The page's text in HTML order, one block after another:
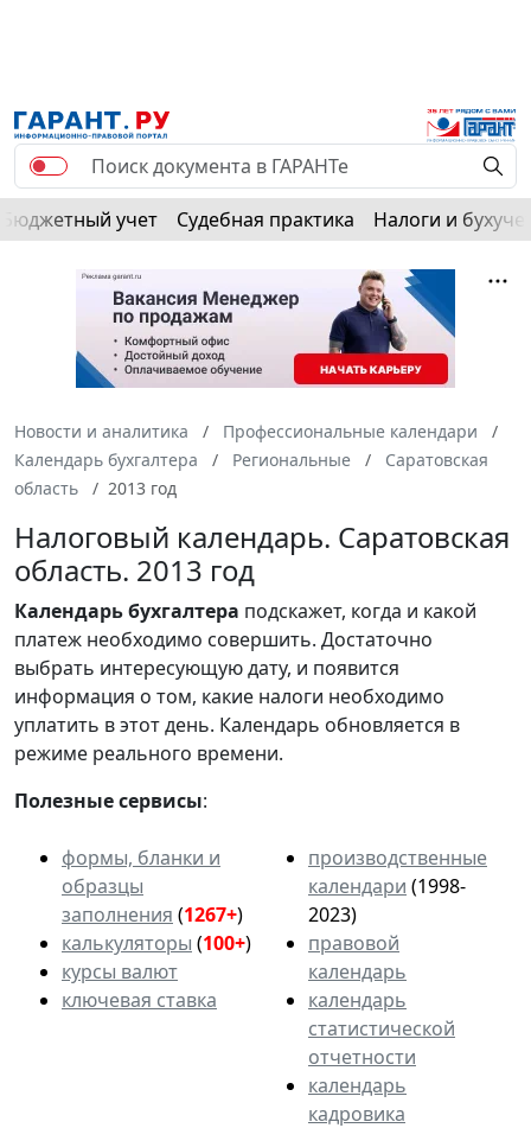
Бюджетный учет Судебная практика Налоги и
Новости и аналитика
Профессиональные календари
Календарь бухгалтера
Региональные
Саратовская
область
2013 год
Налоговый календарь. Саратовская
область. 2013 год
Календарьбухгалтера подскажет, когда и какой
платеж необходимо совершить. Достаточно
выбрать интересующую дату, и появится
информация о том, какие налоги необходимо
уплатить в этот день. Календарь обновляется в
режиме реального времени.
Полезные сервисы:
формы, бланки и
образцы
заполнения (1267+)
калькуляторы (100+)
курсы валют
ключевая ставка
производственные
календари (1998-
2023)
правовой
календарь
календарь
статистической
отчетности
календарь
кадровика